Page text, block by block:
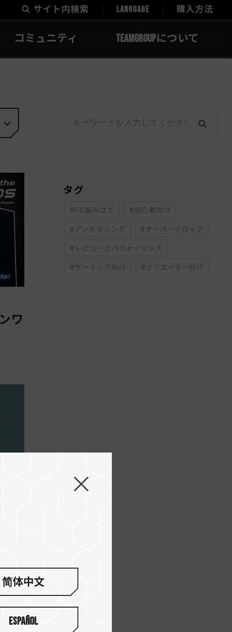
サイト内検索 LANGUAGE 購入方法
コミュニティ TEAMGROUPについて
ンワ
タグ
#PC組み立て #初心者向け
#アンボクシング #オーバークロック
#レビューとパフォーマンス
#ゲーミング向け #クリエイター向け
简体中文
Español